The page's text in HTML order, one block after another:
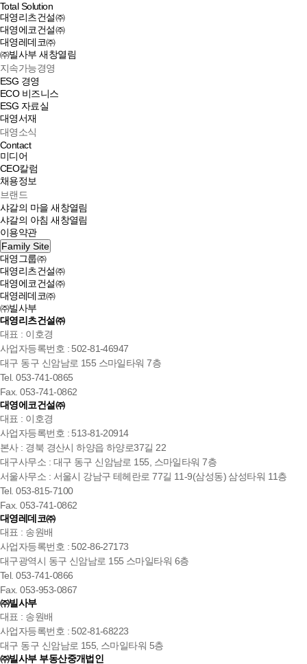
Total Solution
대영리츠건설㈜
대영에코건설㈜
대영레데코㈜
㈜빌사부새창열림
지속가능경영
ESG 경영
ECO 비즈니스
ESG 자료실
대영서재
대영소식
Contact
미디어
CEO칼럼
채용정보
브랜드
샤갈의 마을새창열림
샤갈의 아침새창열림
이용약관
Family Site
대영그룹㈜
대영리츠건설㈜
대영에코건설㈜
대영레데코㈜
㈜빌사부
대영리츠건설㈜
대표 : 이호경
사업자등록번호 : 502-81-46947
대구 동구 신암남로 155 스마일타워 7층
Tel. 053-741-0865
Fax. 053-741-0862
대영에코건설㈜
대표 : 이호경
사업자등록번호 : 513-81-20914
본사 : 경북 경산시 하양읍 하양로37길 22
대구사무소 : 대구 동구 신암남로 155, 스마일타워 7층
서울사무소 : 서울시 강남구 테헤란로 77길 11-9(삼성동) 삼성타워 11층
Tel. 053-815-7100
Fax. 053-741-0862
대영레데코㈜
대표 : 송원배
사업자등록번호 : 502-86-27173
대구광역시 동구 신암남로 155 스마일타워 6층
Tel. 053-741-0866
Fax. 053-953-0867
㈜빌사부
대표 : 송원배
사업자등록번호 : 502-81-68223
대구 동구 신암남로 155, 스마일타워 5층
㈜빌사부 부동산중개법인